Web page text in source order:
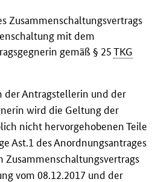
Zusammenschaltungsvertrags
mit dem
gemäß § 25TKG
der Antragstellerin und der
wird die Geltung der
nicht hervorgehobenen Teile
Ast.1 des Anordnungsantrages
Zusammenschaltungsvertrags
vom 08.12.2017 und der